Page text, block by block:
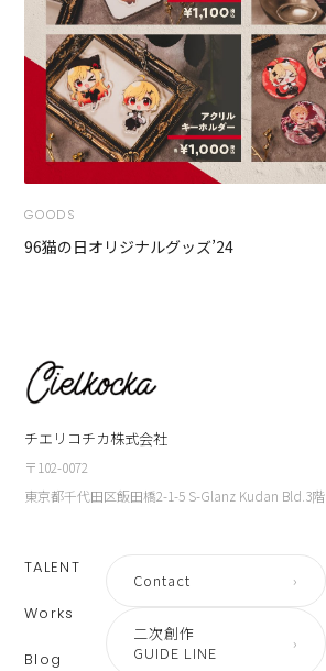
GOODS
96猫の日オリジナルグッズ’24
チエリコチカ株式会社
〒102-0072
東京都千代田区飯田橋2-1-5 S-Glanz Kudan Bld.3階
TALENT
Works
Blog
Contact ›
二次創作
GUIDE LINE
›